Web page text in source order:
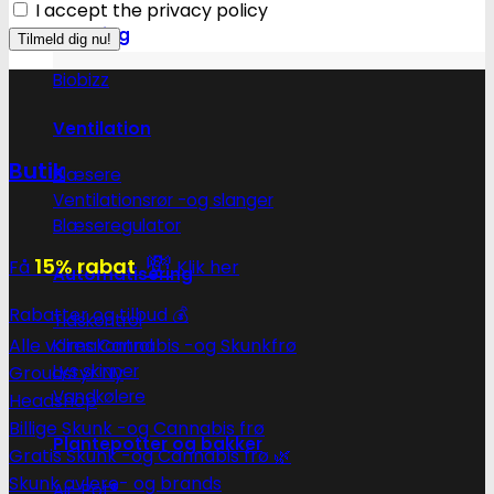
Gødning
Biobizz
Ventilation
Blæsere
Ventilationsrør -og slanger
Blæseregulator
Automatisering
Tidskontrol
Klimakontrol
Lys skinner
Vandkølere
Plantepotter og bakker
I accept the privacy policy
Butik
Få 15% rabat 💸Klik her
Rabatter og tilbud 💰
Alle vores Cannabis -og Skunkfrø
Groudstyr
Headshop
Billige Skunk -og Cannabis frø
Gratis Skunk -og Cannabis frø 🌿
Skunk avlere- og brands